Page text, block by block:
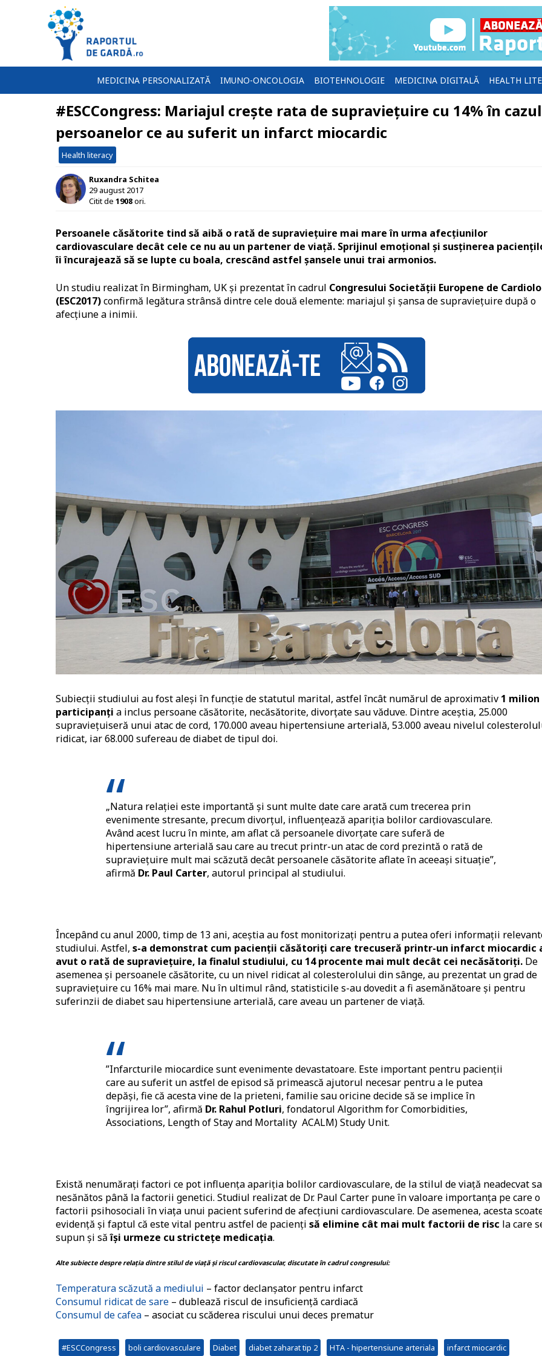
MEDICINA PERSONALIZATĂ IMUNO-ONCOLOGIA BIOTEHNOLOGIE MEDICINA DIGITALĂ HEALTH
#ESCCongress: Mariajul crește rata de supraviețuire cu 14% în cazul
persoanelor ce au suferit un infarct miocardic
Health literacy
Ruxandra Schitea
29 august 2017
Citit de 1908ori.
Persoanele căsătorite tind să aibă o rată de supraviețuire mai mare în urma afecțiunilor
cardiovasculare decât cele ce nu au un partener de viață. Sprijinul emoțional și susținerea
îi încurajează să se lupte cu boala, crescând astfel șansele unui trai armonios.
Un studiu realizat în Birmingham, UK și prezentat în cadrul Congresului Societății Europene de
(ESC2017)confirmă legătura strânsă dintre cele două elemente: mariajul și șansa de supraviețuire după o
afecțiune a inimii.
Subiecții studiului au fost aleși în funcție de statutul marital, astfel încât numărul de aproximativ 1 milion
participanți a inclus persoane căsătorite, necăsătorite, divorțate sau văduve. Dintre aceștia, 25.000
supraviețuiseră unui atac de cord, 170.000 aveau hipertensiune arterială, 53.000 aveau nivelul
ridicat, iar 68.000 sufereau de diabet de tipul doi.
„Natura relației este importantă și sunt multe date care arată cum trecerea prin
evenimente stresante, precum divorțul, influențează apariția bolilor cardiovasculare.
Având acest lucru în minte, am aflat că persoanele divorțate care suferă de
hipertensiune arterială sau care au trecut printr-un atac de cord prezintă o rată de
supraviețuire mult mai scăzută decât persoanele căsătorite aflate în aceeași situație”,
afirmă Dr. Paul Carter, autorul principal al studiului.
Începând cu anul 2000, timp de 13 ani, aceștia au fost monitorizați pentru a putea oferi informații
studiului. Astfel, s-a demonstrat cum pacienții căsătoriți care trecuseră printr-un infarct miocardic
avut o rată de supraviețuire, la finalul studiului, cu 14 procente mai mult decât cei necăsătoriți. De
asemenea și persoanele căsătorite, cu un nivel ridicat al colesterolului din sânge, au prezentat un grad de
supraviețuire cu 16% mai mare. Nu în ultimul rând, statisticile s-au dovedit a fi asemănătoare și pentru
suferinzii de diabet sau hipertensiune arterială, care aveau un partener de viață.
”Infarcturile miocardice sunt evenimente devastatoare. Este important pentru pacienții
care au suferit un astfel de episod să primească ajutorul necesar pentru a le putea
depăși, fie că acesta vine de la prieteni, familie sau oricine decide să se implice în
îngrijirea lor”, afirmă Dr. Rahul Potluri, fondatorul Algorithm for Comorbidities,
Associations, Length of Stay and Mortality ACALM) Study Unit.
Există nenumărați factori ce pot influența apariția bolilor cardiovasculare, de la stilul de viață neadecvat
nesănătos până la factorii genetici. Studiul realizat de Dr. Paul Carter pune în valoare importanța pe care
factorii psihosociali în viața unui pacient suferind de afecțiuni cardiovasculare. De asemenea, acesta
evidență și faptul că este vital pentru astfel de pacienți să elimine cât mai mult factorii de risc la care
supun și săîși urmeze cu strictețe medicația.
Alte subiecte despre relația dintre stilul de viață și riscul cardiovascular, discutate în cadrul congresului:
Temperatura scăzută a mediului – factor declanșator pentru infarct
Consumul ridicat de sare – dublează riscul de insuficiență cardiacă
Consumul de cafea – asociat cu scăderea riscului unui deces prematur
#ESCCongress boli cardiovasculare Diabet diabet zaharat tip 2 HTA - hipertensiune arteriala infarct miocardic